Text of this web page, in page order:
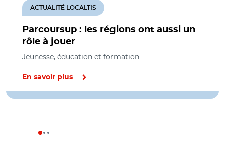
Parcoursup : les régions ont aussi un
rôle à jouer
ACTUALITÉ LOCALTIS
Jeunesse, éducation et formation
En savoir plus